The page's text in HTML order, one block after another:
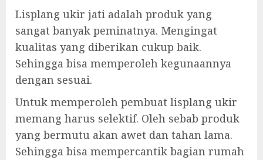
Lisplang ukir jati adalah produk yang
sangat banyak peminatnya. Mengingat
kualitas yang diberikan cukup baik.
Sehingga bisa memperoleh kegunaannya
dengan sesuai.
Untuk memperoleh pembuat lisplang ukir
memang harus selektif. Oleh sebab produk
yang bermutu akan awet dan tahan lama.
Sehingga bisa mempercantik bagian rumah